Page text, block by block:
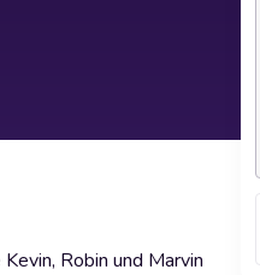
Robin und Marvin